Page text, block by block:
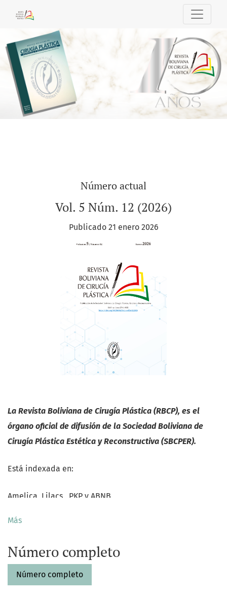
Revista Boliviana de Cirugía Plástica
Número actual
Vol. 5 Núm. 12 (2026)
Publicado 21 enero 2026
La Revista Boliviana de Cirugía Plástica (RBCP), es el
órgano oficial de difusión de la Sociedad Boliviana de
Cirugía Plástica Estética y Reconstructiva (SBCPER).
Está indexada en:
Amelica, Lilacs, PKP y ABNB
Más
Número completo
Número completo